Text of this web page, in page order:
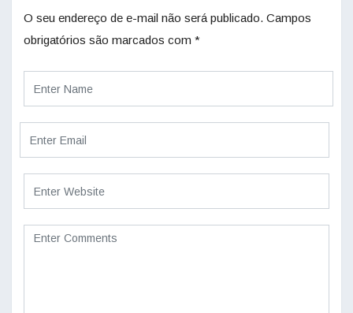
O seu endereço de e-mail não será publicado. Campos
obrigatórios são marcados com *